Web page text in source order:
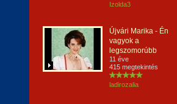
Izolda3
Újvári Marika - Én
vagyok a
legszomorúbb
11 éve
415 megtekintés
ladirozalia